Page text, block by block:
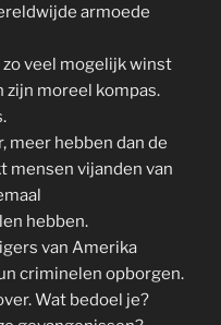
armoede
veel mogelijk winst
zijn moreel kompas.
meer hebben dan de
mensen vijanden van
hebben.
van Amerika
criminelen opborgen.
Wat bedoel je?